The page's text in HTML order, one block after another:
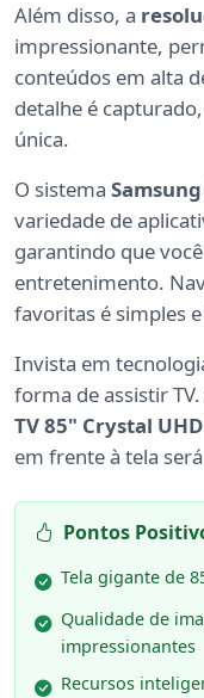
Além disso, a
impressionante,
conteúdos em alta
detalhe é
única.
O sistema
variedade de
garantindo que
entretenimento.
favoritas é simples
Invista em
forma de assistir
TV 85" Crystal
em frente à tela
Pontos
Tela gigante de
Qualidade de
impressionantes
Recursos